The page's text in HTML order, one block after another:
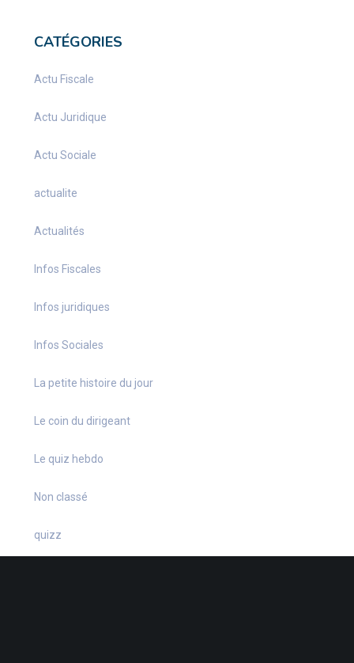
CATÉGORIES
Actu Fiscale
Actu Juridique
Actu Sociale
actualite
Actualités
Infos Fiscales
Infos juridiques
Infos Sociales
La petite histoire du jour
Le coin du dirigeant
Le quiz hebdo
Non classé
quizz